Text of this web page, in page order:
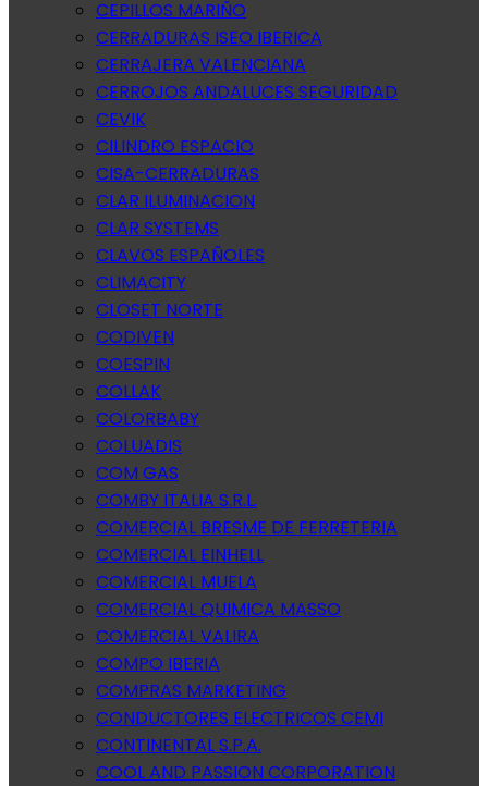
CEPILLOS MARIÑO
CERRADURAS ISEO IBERICA
CERRAJERA VALENCIANA
CERROJOS ANDALUCES SEGURIDAD
CEVIK
CILINDRO ESPACIO
CISA-CERRADURAS
CLAR ILUMINACION
CLAR SYSTEMS
CLAVOS ESPAÑOLES
CLIMACITY
CLOSET NORTE
CODIVEN
COESPIN
COLLAK
COLORBABY
COLUADIS
COM GAS
COMBY ITALIA S.R.L.
COMERCIAL BRESME DE FERRETERIA
COMERCIAL EINHELL
COMERCIAL MUELA
COMERCIAL QUIMICA MASSO
COMERCIAL VALIRA
COMPO IBERIA
COMPRAS MARKETING
CONDUCTORES ELECTRICOS CEMI
CONTINENTAL S.P.A.
COOL AND PASSION CORPORATION